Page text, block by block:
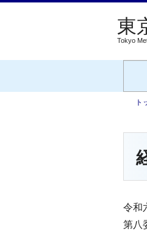
Tokyo
ト
令和
第八